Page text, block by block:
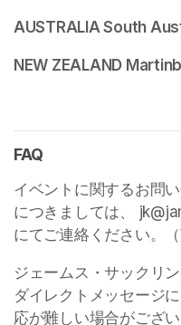
AUSTRALIA South
NEW ZEALAND
FAQ
イベントに関するお問
につきましては、
にてご連絡ください。（
ジェームス・サックリ
ダイレクトメッセージ
応が難しい場合がござ